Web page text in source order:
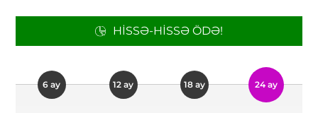
HISSƏ-HISSƏ ÖDƏ!
6 ay 12 ay 18 ay 24 ay